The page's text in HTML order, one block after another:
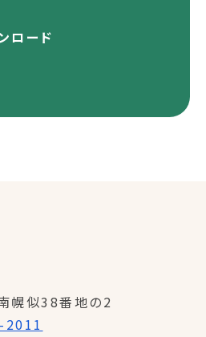
ロード
幌似38番地の2